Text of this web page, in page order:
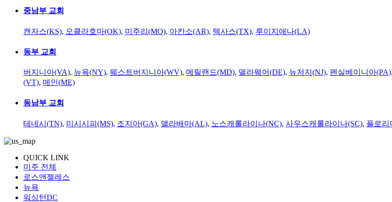
중남부 교회
캔자스(KS), 오클라호마(OK), 미주리(MO), 아칸소(AR), 텍사스(TX), 루이지애나(LA)
동부 교회
버지니아(VA), 뉴욕(NY), 웨스트버지니아(WV), 메릴랜드(MD), 델라웨어(DE), 뉴저지(NJ), 펜실베이니아(PA),
(VT), 메인(ME)
동남부 교회
테네시(TN), 미시시피(MS), 조지아(GA), 앨라배마(AL), 노스캐롤라이나(NC), 사우스캐롤라이나(SC), 플로리
QUICK LINK
미주 전체
로스앤젤레스
뉴욕
워싱턴DC